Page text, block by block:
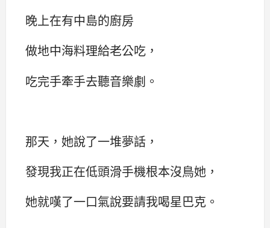
晚上在有中島的廚房
做地中海料理給老公吃，
吃完手牽手去聽音樂劇。
那天，她說了一堆夢話，
發現我正在低頭滑手機根本沒鳥她，
她就嘆了一口氣說要請我喝星巴克。